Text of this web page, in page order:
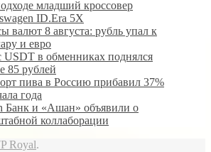
младший кроссовер
ID.Era 5X
валют 8 августа: рубль упал к
и евро
USDT в обменниках поднялся
85 рублей
пива в Россию прибавил 37%
года
Банк и «Ашан» объявили о
коллаборации
Royal.